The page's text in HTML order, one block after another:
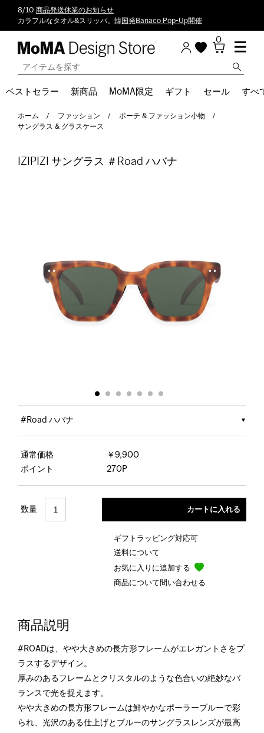
8/10 商品発送休業のお知らせ
カラフルなタオル&スリッパ。 韓国発Banaco Pop-Up開催
0
ベストセラー 新商品 MoMA限定 ギフト セール すべ
ホーム ファッション
ポーチ & ファッション小物
サングラス & グラスケース
IZIPIZI サングラス ＃Road ハバナ
#Road ハバナ
通常価格
￥9,900
ポイント
270P
数量
ギフトラッピング対応可
送料について
お気に入りに追加する
商品について問い合わせる
商品説明
#ROADは、やや大きめの長方形フレームがエレガントさをプ
ラスするデザイン。
厚みのあるフレームとクリスタルのような色合いの絶妙なバ
ランスで光を捉えます。
やや大きめの長方形フレームは鮮やかなポーラーブルーで彩
られ、光沢のある仕上げとブルーのサングラスレンズが最高